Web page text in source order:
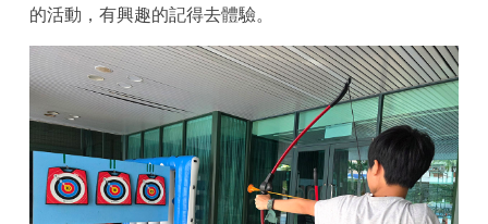
的活動，有興趣的記得去體驗。